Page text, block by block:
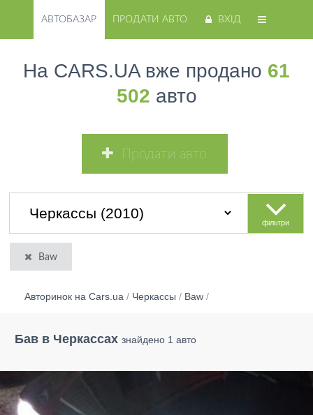
АВТОБАЗАР ПРОДАТИ АВТО ВХІД
На CARS.UA вже продано 61
502 авто
Продати авто
фільтри
Baw
Авторинок на Cars.ua / Черкассы / Baw /
Бав в Черкассах знайдено 1 авто